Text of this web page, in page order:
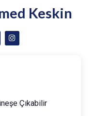
Keskin
Çıkabilir